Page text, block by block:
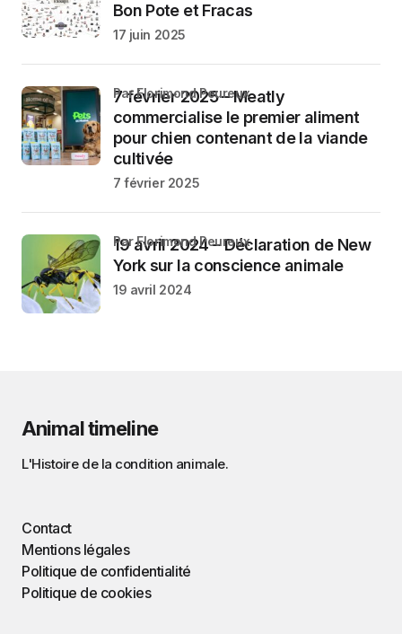
Bon Pote et Fracas
17 juin 2025
7 février 2025 – Meatly
commercialise le premier aliment
pour chien contenant de la viande
cultivée
par Florimond Peureux
7 février 2025
19 avril 2024 – Déclaration de New
York sur la conscience animale
par Florimond Peureux
19 avril 2024
Animal timeline
L'Histoire de la condition animale.
Contact
Mentions légales
Politique de confidentialité
Politique de cookies